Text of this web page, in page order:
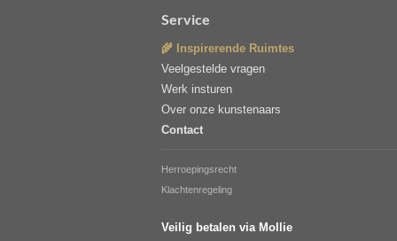
Service
🌾 Inspirerende Ruimtes
Veelgestelde vragen
Werk insturen
Over onze kunstenaars
Contact
Herroepingsrecht
Klachtenregeling
Veilig betalen via Mollie